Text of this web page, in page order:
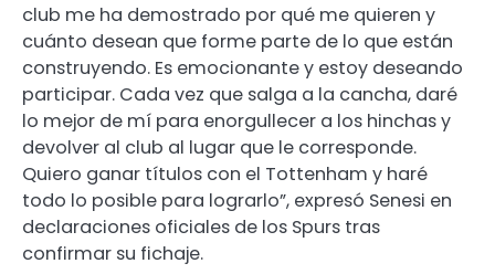
club me ha demostrado por qué me quieren y
cuánto desean que forme parte de lo que están
construyendo. Es emocionante y estoy deseando
participar. Cada vez que salga a la cancha, daré
lo mejor de mí para enorgullecer a los hinchas y
devolver al club al lugar que le corresponde.
Quiero ganar títulos con el Tottenham y haré
todo lo posible para lograrlo”, expresó Senesi en
declaraciones oficiales de los Spurs tras
confirmar su fichaje.